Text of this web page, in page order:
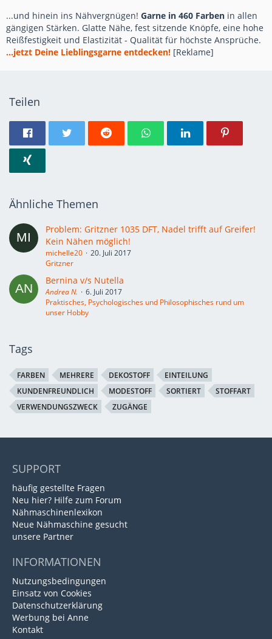
...und hinein ins Nähvergnügen! Garne in 460 Farben in allen
gängigen Stärken. Glatte Nähe, fest sitzende Knöpfe, eine hohe
Reißfestigkeit und Elastizität - Qualität für höchste Ansprüche.
...jetzt Deine Lieblingsgarne entdecken! [Reklame]
Teilen
Ähnliche Themen
Problem: Gritzner 1035 DFT, Nadel trifft auf Greifer!
Kein Nähen möglich!
michelle20
20. Juli 2017
Gritzner
Bernina v/s Nutella
Andrea N.
6. Juli 2017
Praktisches, Psychologisches und Philosophisches rund um
unser Hobby
Tags
FARBEN MEHRERE DEKOSTOFF
EINTEILUNG
KUNDENFREUNDLICH
MODESTOFF SORTIERT
STOFFART
VERWENDUNGSZWECK
ZUGÄNGE
SUPPORT
häufig gestellte Fragen
Neu hier? Hilfe zum Forum
Nähmaschinenlexikon
Neue Nähmaschine gesucht
unsere Partner
INFORMATIONEN
Nutzungsbedingungen
Einsatz von Cookies
Datenschutzerklärung
Werbung bei Anne
Kontakt